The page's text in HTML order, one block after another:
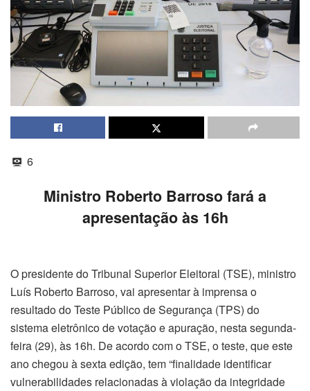
6
Ministro Roberto Barroso fará a
apresentação às 16h
O presidente do Tribunal Superior Eleitoral (TSE), ministro
Luís Roberto Barroso, vai apresentar à imprensa o
resultado do Teste Público de Segurança (TPS) do
sistema eletrônico de votação e apuração, nesta segunda-
feira (29), às 16h. De acordo com o TSE, o teste, que este
ano chegou à sexta edição, tem “finalidade identificar
vulnerabilidades relacionadas à violação da integridade